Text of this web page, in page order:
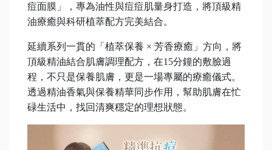
痘面膜」，專為油性與痘痘肌量身打造，將頂級精
油療癒與科研植萃配方完美結合。
延續系列一貫的「植萃保養 × 芳香療癒」方向，將
頂級精油結合肌膚調理配方，在15分鐘的敷臉過
程，不只是保養肌膚，更是一場專屬的療癒儀式。
透過精油香氣與保養精華同步作用，幫助肌膚在忙
碌生活中，找回清爽穩定的理想狀態。